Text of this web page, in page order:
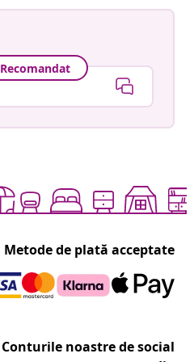
Recomandat
Metode de plată acceptate
Conturile noastre de social